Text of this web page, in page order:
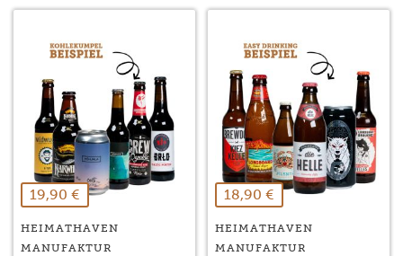
19,90 €
HEIMATHAVEN
MANUFAKTUR
18,90 €
HEIMATHAVEN
MANUFAKTUR